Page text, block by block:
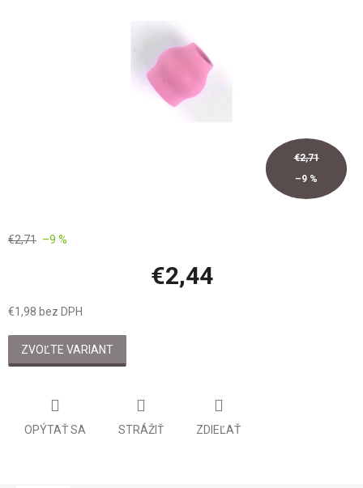
€2,71
–9 %
€2,71 –9 %
€2,44
€1,98 bez DPH
Jednotková
cena:
ZVOĽTE VARIANT
OPÝTAŤ SA STRÁŽIŤ ZDIEĽAŤ